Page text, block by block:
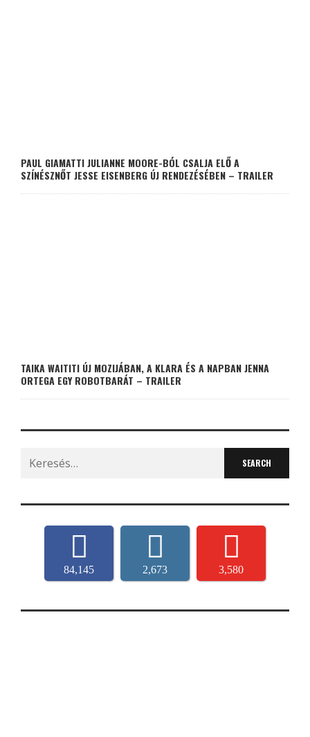
PAUL GIAMATTI JULIANNE MOORE-BÓL CSALJA ELŐ A
SZÍNÉSZNŐT JESSE EISENBERG ÚJ RENDEZÉSÉBEN – TRAILER
TAIKA WAITITI ÚJ MOZIJÁBAN, A KLARA ÉS A NAPBAN JENNA
ORTEGA EGY ROBOTBARÁT – TRAILER
Search
for:
84,145 2,673 3,580